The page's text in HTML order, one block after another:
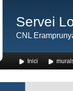
Servei
CNL
Inici